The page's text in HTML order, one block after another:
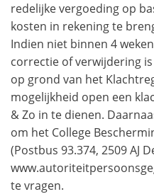
redelijke vergoeding op
kosten in rekening te
Indien niet binnen 4
correctie of verwijdering
op grond van het
mogelijkheid open een
& Zo in te dienen.
om het College
(Postbus 93.374, 2509 AJ
te vragen.